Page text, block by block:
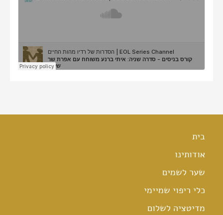
בית
אודותינו
שער לשמים
כלי ריפוי שמיימי
מדיטציה לשלום